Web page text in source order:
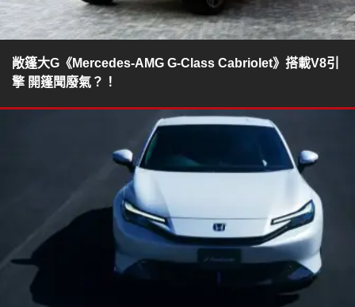
敞篷大G《Mercedes-AMG G-Class Cabriolet》搭載V8引
擎 開篷聞廢氣？！